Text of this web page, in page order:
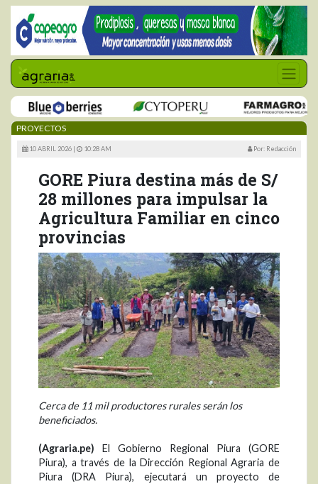
PROYECTOS
10 ABRIL 2026 | 10:28 AM Por: Redacción
GORE Piura destina más de S/
28 millones para impulsar la
Agricultura Familiar en cinco
provincias
Cerca de 11 mil productores rurales serán los
beneficiados.
(Agraria.pe) El Gobierno Regional Piura (GORE
Piura), a través de la Dirección Regional Agraria de
Piura (DRA Piura), ejecutará un proyecto de